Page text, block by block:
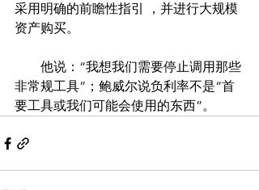
采用明确的前瞻性指引 ，并进行大规模
资产购买。
他说：“我想我们需要停止调用那些
非常规工具”；鲍威尔说负利率不是“首
要工具或我们可能会使用的东西”。